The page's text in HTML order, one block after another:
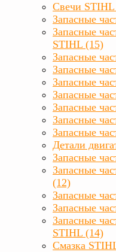
Свечи
Запасные
Запасные
STIHL (15)
Запасные
Запасные
Запасные
Запасные
Запасные
Запасные
Запасные
Детали
Запасные
Запасные
(12)
Запасные
Запасные
Запасные
STIHL (14)
Смазка